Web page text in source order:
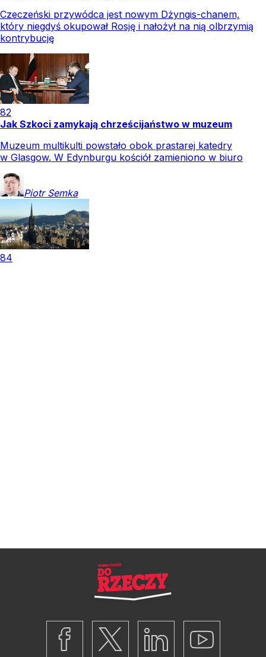
Czeczeński przywódca jest nowym Dżyngis-chanem,
który niegdyś okupował Rosję i nałożył na nią olbrzymią
kontrybucję
82
Jak Szkoci zamykają chrześcijaństwo w muzeum
Muzeum multikulti powstało obok prastarej katedry
w Glasgow. W Edynburgu kościół zamieniono w biuro
Piotr Semka
84